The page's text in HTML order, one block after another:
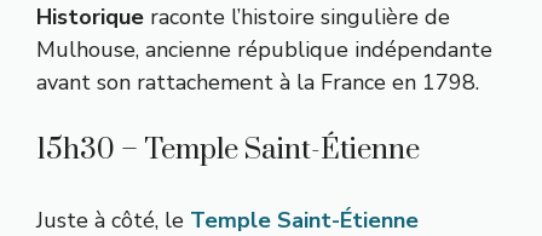
Historique raconte l’histoire singulière de
Mulhouse, ancienne république indépendante
avant son rattachement à la France en 1798.
15h30 – Temple Saint-Étienne
Juste à côté, le Temple Saint-Étienne